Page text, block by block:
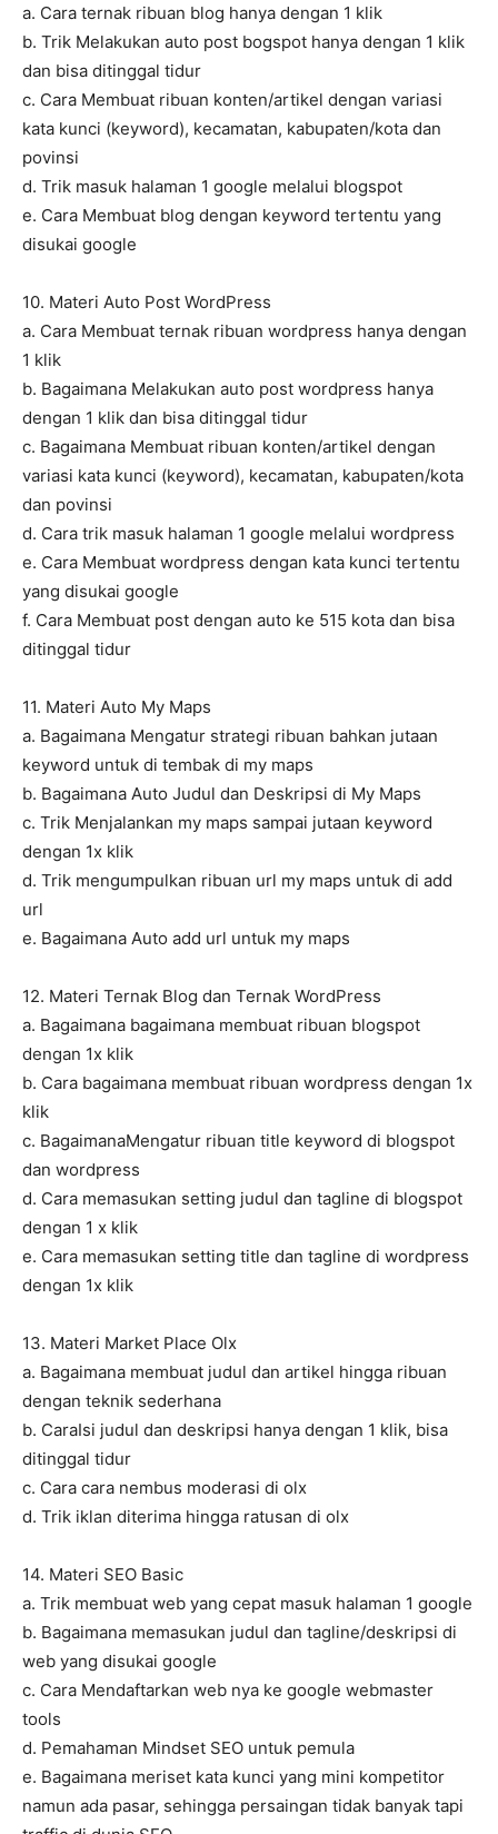
a. Cara ternak ribuan blog hanya dengan 1 klik
b. Trik Melakukan auto post bogspot hanya dengan 1 klik
dan bisa ditinggal tidur
c. Cara Membuat ribuan konten/artikel dengan variasi
kata kunci (keyword), kecamatan, kabupaten/kota dan
povinsi
d. Trik masuk halaman 1 google melalui blogspot
e. Cara Membuat blog dengan keyword tertentu yang
disukai google
10. Materi Auto Post WordPress
a. Cara Membuat ternak ribuan wordpress hanya dengan
1 klik
b. Bagaimana Melakukan auto post wordpress hanya
dengan 1 klik dan bisa ditinggal tidur
c. Bagaimana Membuat ribuan konten/artikel dengan
variasi kata kunci (keyword), kecamatan, kabupaten/kota
dan povinsi
d. Cara trik masuk halaman 1 google melalui wordpress
e. Cara Membuat wordpress dengan kata kunci tertentu
yang disukai google
f. Cara Membuat post dengan auto ke 515 kota dan bisa
ditinggal tidur
11. Materi Auto My Maps
a. Bagaimana Mengatur strategi ribuan bahkan jutaan
keyword untuk di tembak di my maps
b. Bagaimana Auto Judul dan Deskripsi di My Maps
c. Trik Menjalankan my maps sampai jutaan keyword
dengan 1x klik
d. Trik mengumpulkan ribuan url my maps untuk di add
url
e. Bagaimana Auto add url untuk my maps
12. Materi Ternak Blog dan Ternak WordPress
a. Bagaimana bagaimana membuat ribuan blogspot
dengan 1x klik
b. Cara bagaimana membuat ribuan wordpress dengan 1x
klik
c. BagaimanaMengatur ribuan title keyword di blogspot
dan wordpress
d. Cara memasukan setting judul dan tagline di blogspot
dengan 1 x klik
e. Cara memasukan setting title dan tagline di wordpress
dengan 1x klik
13. Materi Market Place Olx
a. Bagaimana membuat judul dan artikel hingga ribuan
dengan teknik sederhana
b. CaraIsi judul dan deskripsi hanya dengan 1 klik, bisa
ditinggal tidur
c. Cara cara nembus moderasi di olx
d. Trik iklan diterima hingga ratusan di olx
14. Materi SEO Basic
a. Trik membuat web yang cepat masuk halaman 1 google
b. Bagaimana memasukan judul dan tagline/deskripsi di
web yang disukai google
c. Cara Mendaftarkan web nya ke google webmaster
tools
d. Pemahaman Mindset SEO untuk pemula
e. Bagaimana meriset kata kunci yang mini kompetitor
namun ada pasar, sehingga persaingan tidak banyak tapi